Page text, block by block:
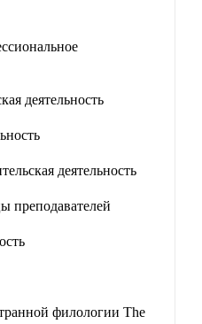
деятельность
деятельность
преподавателей
филологии The